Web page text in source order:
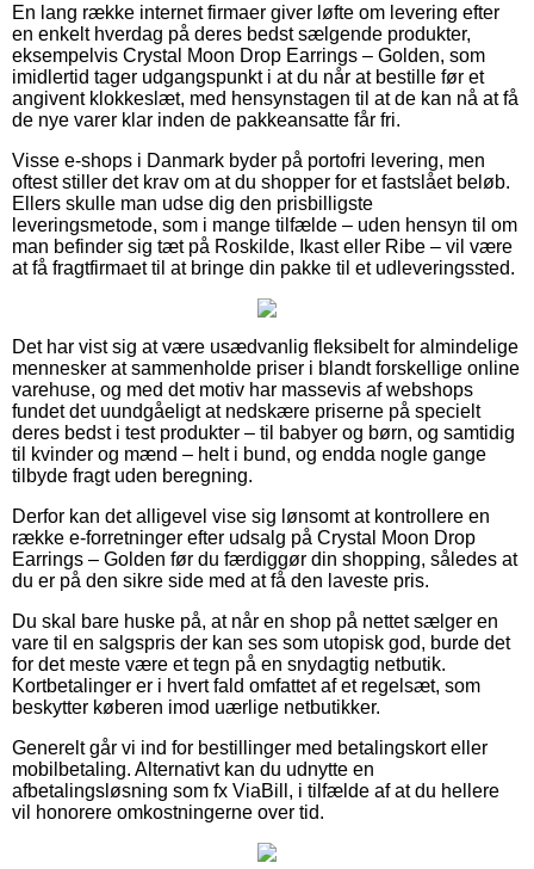
En lang række internet firmaer giver løfte om levering efter
en enkelt hverdag på deres bedst sælgende produkter,
eksempelvis Crystal Moon Drop Earrings – Golden, som
imidlertid tager udgangspunkt i at du når at bestille før et
angivent klokkeslæt, med hensynstagen til at de kan nå at få
de nye varer klar inden de pakkeansatte får fri.
Visse e-shops i Danmark byder på portofri levering, men
oftest stiller det krav om at du shopper for et fastslået beløb.
Ellers skulle man udse dig den prisbilligste
leveringsmetode, som i mange tilfælde – uden hensyn til om
man befinder sig tæt på Roskilde, Ikast eller Ribe – vil være
at få fragtfirmaet til at bringe din pakke til et udleveringssted.
Det har vist sig at være usædvanlig fleksibelt for almindelige
mennesker at sammenholde priser i blandt forskellige online
varehuse, og med det motiv har massevis af webshops
fundet det uundgåeligt at nedskære priserne på specielt
deres bedst i test produkter – til babyer og børn, og samtidig
til kvinder og mænd – helt i bund, og endda nogle gange
tilbyde fragt uden beregning.
Derfor kan det alligevel vise sig lønsomt at kontrollere en
række e-forretninger efter udsalg på Crystal Moon Drop
Earrings – Golden før du færdiggør din shopping, således at
du er på den sikre side med at få den laveste pris.
Du skal bare huske på, at når en shop på nettet sælger en
vare til en salgspris der kan ses som utopisk god, burde det
for det meste være et tegn på en snydagtig netbutik.
Kortbetalinger er i hvert fald omfattet af et regelsæt, som
beskytter køberen imod uærlige netbutikker.
Generelt går vi ind for bestillinger med betalingskort eller
mobilbetaling. Alternativt kan du udnytte en
afbetalingsløsning som fx ViaBill, i tilfælde af at du hellere
vil honorere omkostningerne over tid.